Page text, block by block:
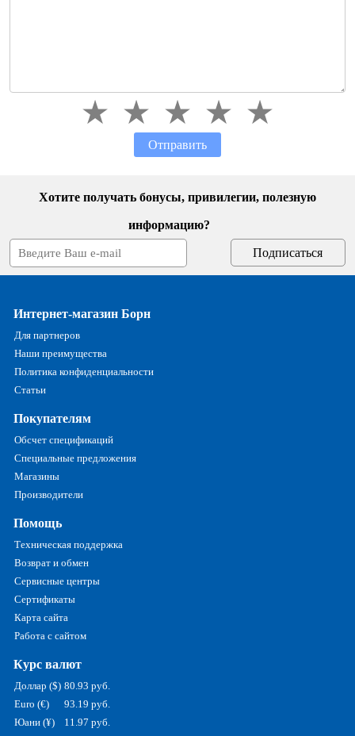
Отправить
Хотите получать бонусы, привилегии, полезную
информацию?
Интернет-магазин Борн
Для партнеров
Наши преимущества
Политика конфиденциальности
Статьи
Покупателям
Обсчет спецификаций
Специальные предложения
Магазины
Производители
Помощь
Техническая поддержка
Возврат и обмен
Сервисные центры
Сертификаты
Карта сайта
Работа с сайтом
Курс валют
Доллар ($) 80.93 руб.
Euro (€)
93.19 руб.
Юани (¥)
11.97 руб.